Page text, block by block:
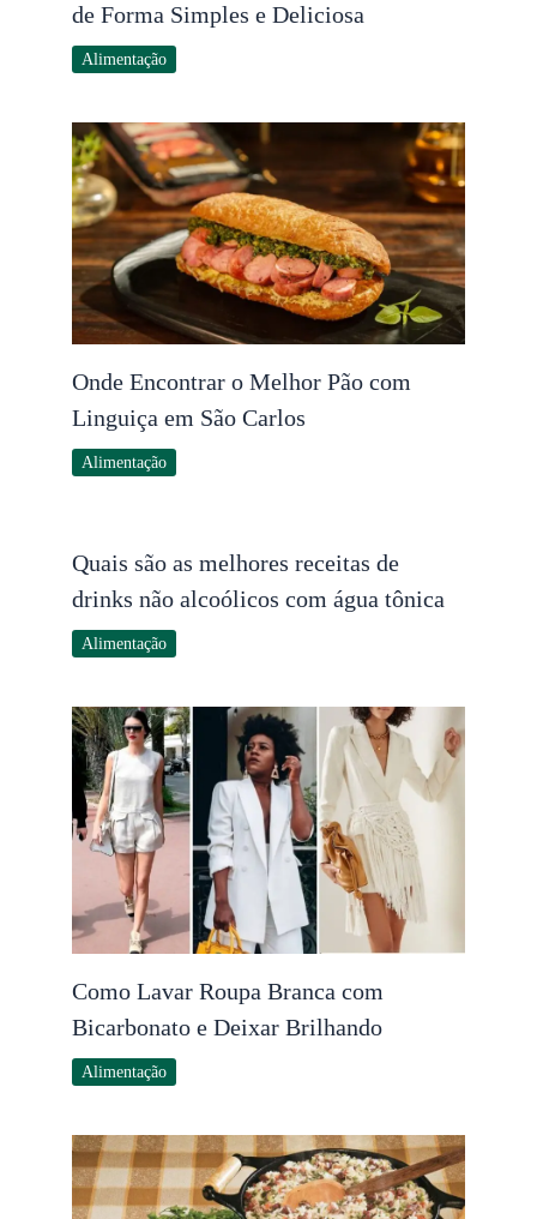
de Forma Simples e Deliciosa
Alimentação
Onde Encontrar o Melhor Pão com
Linguiça em São Carlos
Alimentação
Quais são as melhores receitas de
drinks não alcoólicos com água tônica
Alimentação
Como Lavar Roupa Branca com
Bicarbonato e Deixar Brilhando
Alimentação